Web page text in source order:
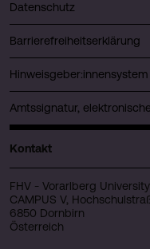
Datenschutz
Barrierefreiheitserklärung
Amtssignatur,
Kontakt
FHV - Vorarlberg
CAMPUS V,
6850 Dornbirn
Österreich